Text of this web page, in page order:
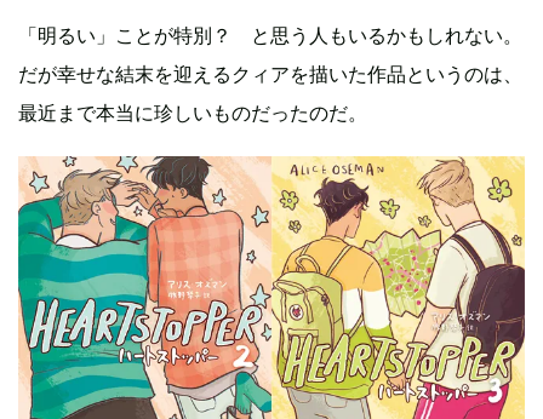
「明るい」ことが特別？ と思う人もいるかもしれない。
だが幸せな結末を迎えるクィアを描いた作品というのは、
最近まで本当に珍しいものだったのだ。